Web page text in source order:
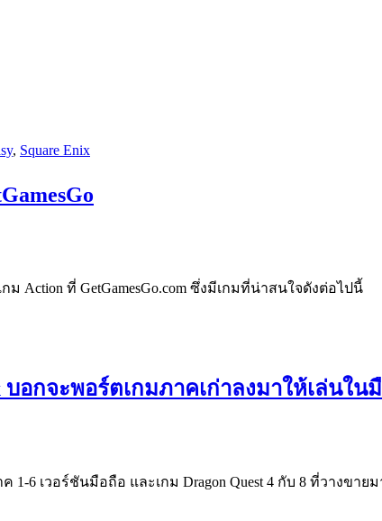
, Square Enix
Action ที่ GetGamesGo.com ซึ่งมีเกมที่น่าสนใจดังต่อไปนี้
บอกจะพอร์ตเกมภาคเก่าลงมาให้เล่นใน
1-6 เวอร์ชันมือถือ และเกม Dragon Quest 4 กับ 8 ที่วางข